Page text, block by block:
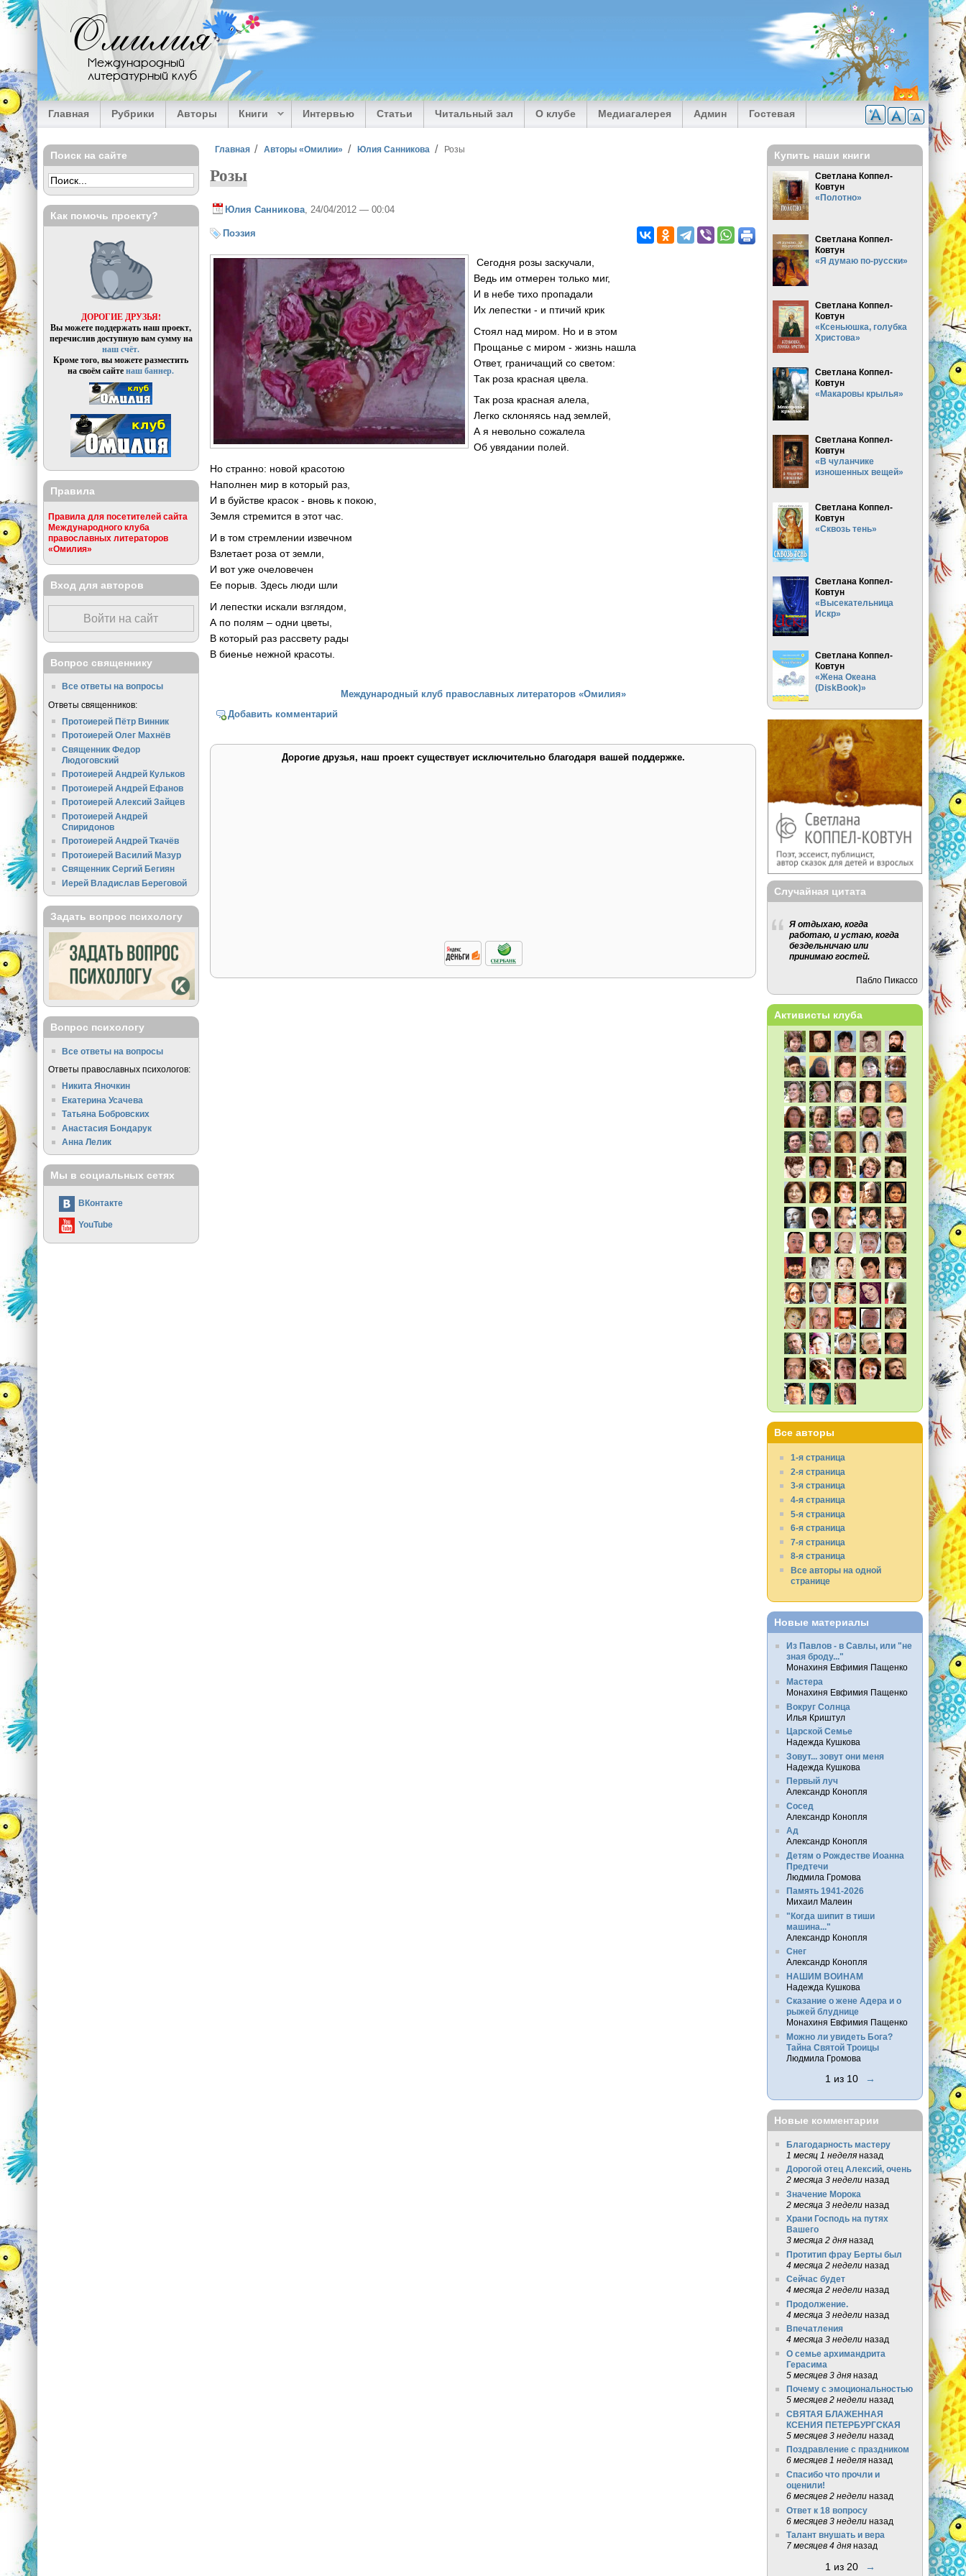
Перейти к основному содержанию
Омилия
Международный
литературный клуб
Главная Рубрики Авторы Книги Интервью Статьи Читальный зал О клубе Медиагалерея Админ Гостевая
Вы здесь
Главная Авторы «Омилии» Юлия Санникова Розы
Розы
Юлия Санникова , 24/04/2012 — 00:04
Поэзия
Сегодня розы заскучали,
Ведь им отмерен только миг,
И в небе тихо пропадали
Их лепестки - и птичий крик
Стоял над миром. Но и в этом
Прощанье с миром - жизнь нашла
Ответ, граничащий со светом:
Так роза красная цвела.
Так роза красная алела,
Легко склоняясь над землей,
А я невольно сожалела
Об увядании полей.
Но странно: новой красотою
Наполнен мир в который раз,
И в буйстве красок - вновь к покою,
Земля стремится в этот час.
И в том стремлении извечном
Взлетает роза от земли,
И вот уже очеловечен
Ее порыв. Здесь люди шли
И лепестки искали взглядом,
А по полям – одни цветы,
В который раз рассвету рады
В биенье нежной красоты.
Международный клуб православных литераторов «Омилия»
Добавить комментарий
Дорогие друзья, наш проект существует исключительно благодаря вашей поддержке.
Поиск на сайте
Как помочь проекту?
ДОРОГИЕ ДРУЗЬЯ!
Вы можете поддержать наш проект,
перечислив доступную вам сумму на
наш счёт.
Кроме того, вы можете разместить
на своём сайтенаш баннер.
Правила
Правила для посетителей сайта
Международного клуба
православных литераторов
«Омилия»
Вход для авторов
Войти на сайт
Вопрос священнику
Все ответы на вопросы
Ответы священников:
Протоиерей Пётр Винник
Протоиерей Олег Махнёв
Священник Федор
Людоговский
Протоиерей Андрей Кульков
Протоиерей Андрей Ефанов
Протоиерей Алексий Зайцев
Протоиерей Андрей
Спиридонов
Протоиерей Андрей Ткачёв
Протоиерей Василий Мазур
Священник Сергий Бегиян
Иерей Владислав Береговой
Задать вопрос психологу
Вопрос психологу
Все ответы на вопросы
Ответы православных психологов:
Никита Яночкин
Екатерина Усачева
Татьяна Бобровских
Анастасия Бондарук
Анна Лелик
Мы в социальных сетях
ВКонтакте
YouTube
Купить наши книги
Светлана Коппел-
Ковтун
«Полотно»
Светлана Коппел-
Ковтун
«Я думаю по-русски»
Светлана Коппел-
Ковтун
«Ксеньюшка, голубка
Христова»
Светлана Коппел-
Ковтун
«Макаровы крылья»
Светлана Коппел-
Ковтун
«В чуланчике
изношенных вещей»
Светлана Коппел-
Ковтун
«Сквозь тень»
Светлана Коппел-
Ковтун
«Высекательница
Искр»
Светлана Коппел-
Ковтун
«Жена Океана
(DiskBook)»
Случайная цитата
Я отдыхаю, когда
работаю, и устаю, когда
бездельничаю или
принимаю гостей.
Пабло Пикассо
Активисты клуба
Все авторы
1-я страница
2-я страница
3-я страница
4-я страница
5-я страница
6-я страница
7-я страница
8-я страница
Все авторы на одной
странице
Новые материалы
Из Павлов - в Савлы, или "не
зная броду..."
Монахиня Евфимия Пащенко
Мастера
Монахиня Евфимия Пащенко
Вокруг Солнца
Илья Криштул
Царской Семье
Надежда Кушкова
Зовут... зовут они меня
Надежда Кушкова
Первый луч
Александр Конопля
Сосед
Александр Конопля
Ад
Александр Конопля
Детям о Рождестве Иоанна
Предтечи
Людмила Громова
Память 1941-2026
Михаил Малеин
"Когда шипит в тиши
машина..."
Александр Конопля
Снег
Александр Конопля
НАШИМ ВОИНАМ
Надежда Кушкова
Сказание о жене Адера и о
рыжей блуднице
Монахиня Евфимия Пащенко
Можно ли увидеть Бога?
Тайна Святой Троицы
Людмила Громова
1 из 10 →
Новые комментарии
Благодарность мастеру
1 месяц 1 неделяназад
Дорогой отец Алексий, очень
2 месяца 3 неделиназад
Значение Морока
2 месяца 3 неделиназад
Храни Господь на путях
Вашего
3 месяца 2 дняназад
Протитип фрау Берты был
4 месяца 2 неделиназад
Сейчас будет
4 месяца 2 неделиназад
Продолжение.
4 месяца 3 неделиназад
Впечатления
4 месяца 3 неделиназад
О семье архимандрита
Герасима
5 месяцев 3 дняназад
Почему с эмоциональностью
5 месяцев 2 неделиназад
СВЯТАЯ БЛАЖЕННАЯ
КСЕНИЯ ПЕТЕРБУРГСКАЯ
5 месяцев 3 неделиназад
Поздравление с праздником
6 месяцев 1 неделяназад
Спасибо что прочли и
оценили!
6 месяцев 2 неделиназад
Ответ к 18 вопросу
6 месяцев 3 неделиназад
Талант внушать и вера
7 месяцев 4 дняназад
1 из 20 →